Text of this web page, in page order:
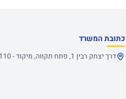
כתובת המשרד
דרך יצחק רבין 1, פתח תקווה, מיקוד - 4925110